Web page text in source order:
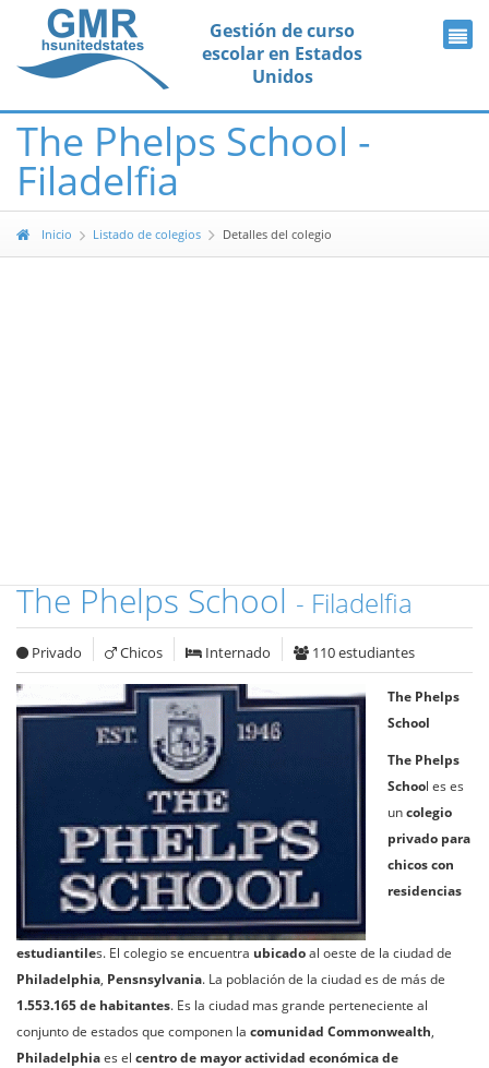
Gestión de curso
escolar en Estados
Unidos
The Phelps School -
Filadelfia
Inicio Listado de colegios Detalles del colegio
The Phelps School- Filadelfia
Privado Chicos Internado 110 estudiantes
The Phelps
School
The Phelps
School es es
uncolegio
privado para
chicos con
residencias
estudiantiles. El colegio se encuentra ubicadoal oeste de la ciudad de
Philadelphia, Pensnsylvania. La población de la ciudad es de más de
1.553.165 de habitantes. Es la ciudad mas grande perteneciente al
conjunto de estados que componen la comunidad Commonwealth,
Philadelphiaes el centro de mayor actividad económica de